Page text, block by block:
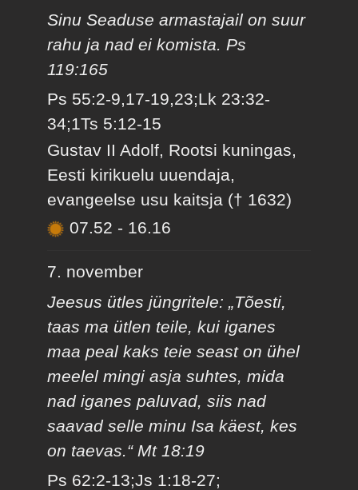
Sinu Seaduse armastajail on suur
rahu ja nad ei komista. Ps
119:165
Ps 55:2-9,17-19,23;Lk 23:32-
34;1Ts 5:12-15
Gustav II Adolf, Rootsi kuningas,
Eesti kirikuelu uuendaja,
evangeelse usu kaitsja († 1632)
07.52 - 16.16
7. november
Jeesus ütles jüngritele: „Tõesti,
taas ma ütlen teile, kui iganes
maa peal kaks teie seast on ühel
meelel mingi asja suhtes, mida
nad iganes paluvad, siis nad
saavad selle minu Isa käest, kes
on taevas.“ Mt 18:19
Ps 62:2-13;Js 1:18-27;